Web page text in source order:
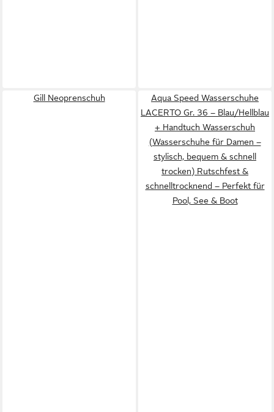
Gill Neoprenschuh
Aqua Speed Wasserschuhe
LACERTO Gr. 36 – Blau/Hellblau
+ Handtuch Wasserschuh
(Wasserschuhe für Damen –
stylisch, bequem & schnell
trocken) Rutschfest &
schnelltrocknend – Perfekt für
Pool, See & Boot